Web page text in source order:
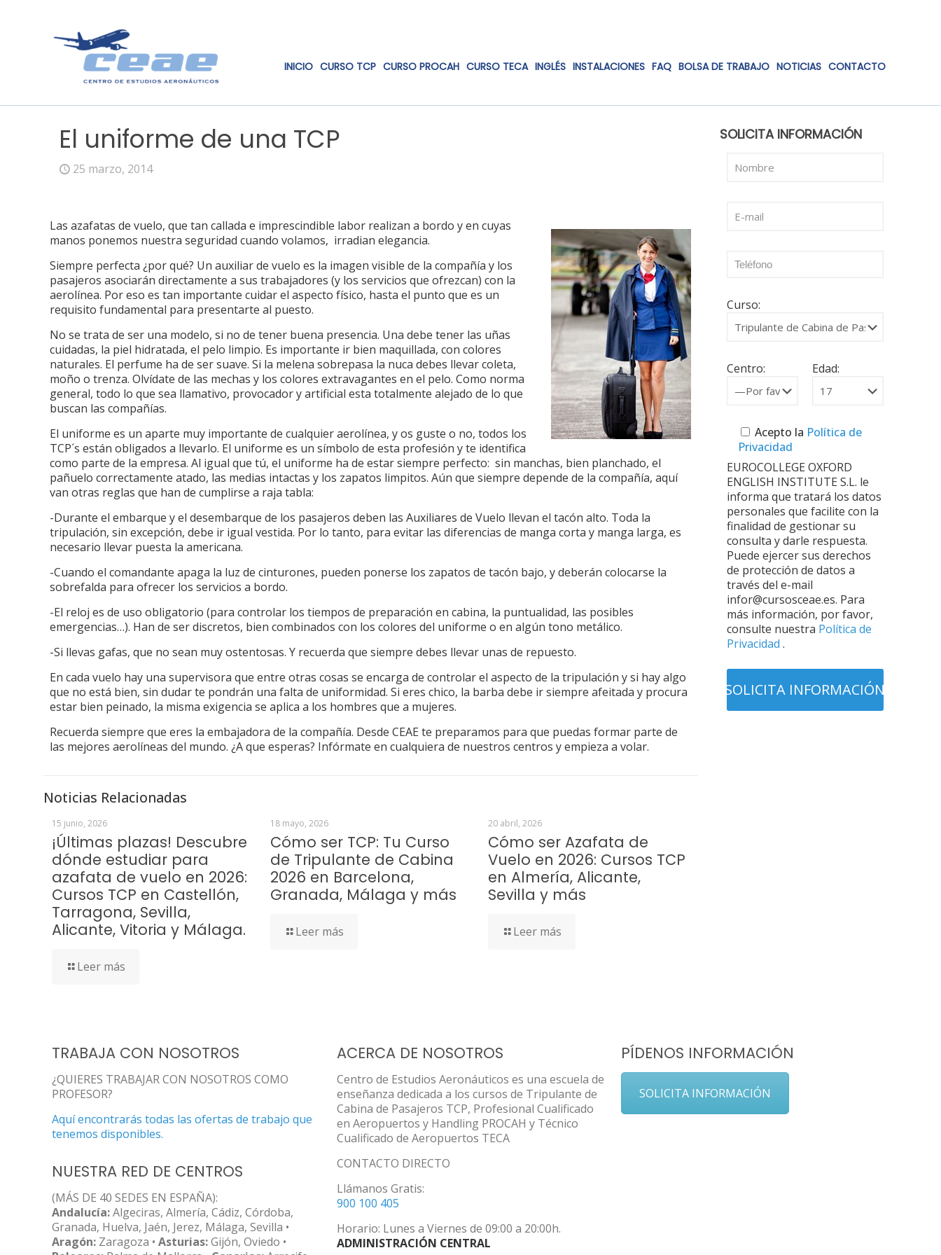
INICIO CURSO TCP CURSO PROCAH CURSO TECA INGLÉS INSTALACIONES FAQ BOLSA DE TRABAJO NOTICIAS CONTACTO
El uniforme de una TCP
25 marzo, 2014
Las azafatas de vuelo, que tan callada e imprescindible labor realizan a bordo y en cuyas
manos ponemos nuestra seguridad cuando volamos, irradian elegancia.
Siempre perfecta ¿por qué? Un auxiliar de vuelo es la imagen visible de la compañía y los
pasajeros asociarán directamente a sus trabajadores (y los servicios que ofrezcan) con la
aerolínea. Por eso es tan importante cuidar el aspecto físico, hasta el punto que es un
requisito fundamental para presentarte al puesto.
No se trata de ser una modelo, si no de tener buena presencia. Una debe tener las uñas
cuidadas, la piel hidratada, el pelo limpio. Es importante ir bien maquillada, con colores
naturales. El perfume ha de ser suave. Si la melena sobrepasa la nuca debes llevar coleta,
moño o trenza. Olvídate de las mechas y los colores extravagantes en el pelo. Como norma
general, todo lo que sea llamativo, provocador y artificial esta totalmente alejado de lo que
buscan las compañías.
El uniforme es un aparte muy importante de cualquier aerolínea, y os guste o no, todos los
TCP´s están obligados a llevarlo. El uniforme es un símbolo de esta profesión y te identifica
como parte de la empresa. Al igual que tú, el uniforme ha de estar siempre perfecto: sin manchas, bien planchado, el
pañuelo correctamente atado, las medias intactas y los zapatos limpitos. Aún que siempre depende de la compañía, aquí
van otras reglas que han de cumplirse a raja tabla:
-Durante el embarque y el desembarque de los pasajeros deben las Auxiliares de Vuelo llevan el tacón alto. Toda la
tripulación, sin excepción, debe ir igual vestida. Por lo tanto, para evitar las diferencias de manga corta y manga larga, es
necesario llevar puesta la americana.
-Cuando el comandante apaga la luz de cinturones, pueden ponerse los zapatos de tacón bajo, y deberán colocarse la
sobrefalda para ofrecer los servicios a bordo.
-El reloj es de uso obligatorio (para controlar los tiempos de preparación en cabina, la puntualidad, las posibles
emergencias…). Han de ser discretos, bien combinados con los colores del uniforme o en algún tono metálico.
-Si llevas gafas, que no sean muy ostentosas. Y recuerda que siempre debes llevar unas de repuesto.
En cada vuelo hay una supervisora que entre otras cosas se encarga de controlar el aspecto de la tripulación y si hay algo
que no está bien, sin dudar te pondrán una falta de uniformidad. Si eres chico, la barba debe ir siempre afeitada y procura
estar bien peinado, la misma exigencia se aplica a los hombres que a mujeres.
Recuerda siempre que eres la embajadora de la compañía. Desde CEAE te preparamos para que puedas formar parte de
las mejores aerolíneas del mundo. ¿A que esperas? Infórmate en cualquiera de nuestros centros y empieza a volar.
Noticias Relacionadas
15 junio, 2026
¡Últimas plazas! Descubre
dónde estudiar para
azafata de vuelo en 2026:
Cursos TCP en Castellón,
Tarragona, Sevilla,
Alicante, Vitoria y Málaga.
Leer más
18 mayo, 2026
Cómo ser TCP: Tu Curso
de Tripulante de Cabina
2026 en Barcelona,
Granada, Málaga y más
Leer más
20 abril, 2026
Cómo ser Azafata de
Vuelo en 2026: Cursos TCP
en Almería, Alicante,
Sevilla y más
Leer más
SOLICITA INFORMACIÓN
Curso:
Centro: Edad:
Acepto la Política de
Privacidad
EUROCOLLEGE OXFORD
ENGLISH INSTITUTE S.L. le
informa que tratará los datos
personales que facilite con la
finalidad de gestionar su
consulta y darle respuesta.
Puede ejercer sus derechos
de protección de datos a
través del e-mail
infor@cursosceae.es. Para
más información, por favor,
consulte nuestra Política de
Privacidad .
TRABAJA CON NOSOTROS
¿QUIERES TRABAJAR CON NOSOTROS COMO
PROFESOR?
Aquí encontrarás todas las ofertas de trabajo que
tenemos disponibles.
NUESTRA RED DE CENTROS
(MÁS DE 40 SEDES EN ESPAÑA):
Andalucía:Algeciras, Almería, Cádiz, Córdoba,
Granada, Huelva, Jaén, Jerez, Málaga, Sevilla •
Aragón: Zaragoza • Asturias:Gijón, Oviedo •
ACERCA DE NOSOTROS
Centro de Estudios Aeronáuticos es una escuela de
enseñanza dedicada a los cursos de Tripulante de
Cabina de Pasajeros TCP, Profesional Cualificado
en Aeropuertos y Handling PROCAH y Técnico
Cualificado de Aeropuertos TECA
CONTACTO DIRECTO
Llámanos Gratis:
900 100 405
Horario: Lunes a Viernes de 09:00 a 20:00h.
ADMINISTRACIÓN CENTRAL
PÍDENOS INFORMACIÓN
SOLICITA INFORMACIÓN